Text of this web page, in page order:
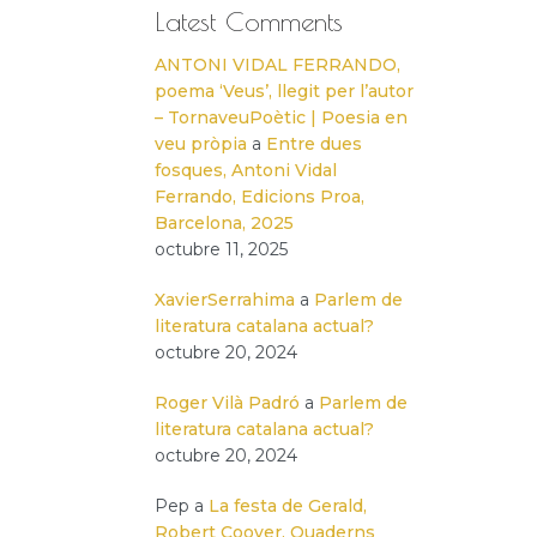
Latest Comments
ANTONI VIDAL FERRANDO,
poema ‘Veus’, llegit per l’autor
– TornaveuPoètic | Poesia en
veu pròpia a Entre dues
fosques, Antoni Vidal
Ferrando, Edicions Proa,
Barcelona, 2025
octubre 11, 2025
XavierSerrahima a Parlem de
literatura catalana actual?
octubre 20, 2024
Roger Vilà Padró a Parlem de
literatura catalana actual?
octubre 20, 2024
Pep a La festa de Gerald,
Robert Coover, Quaderns